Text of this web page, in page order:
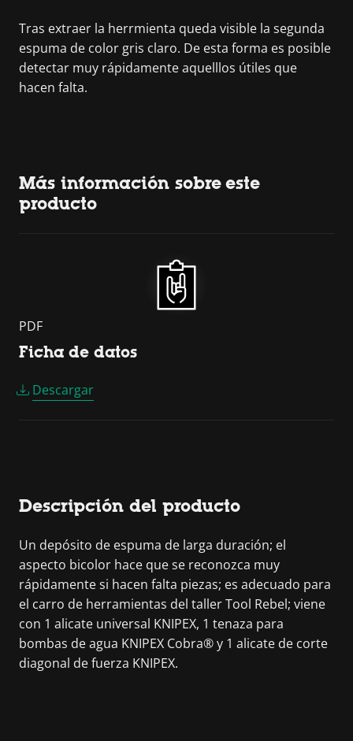
Tras extraer la herrmienta queda visible la segunda
espuma de color gris claro. De esta forma es posible
detectar muy rápidamente aquelllos útiles que
hacen falta.
Más información sobre este
producto
PDF
Ficha de datos
Descargar
Descripción del producto
Un depósito de espuma de larga duración; el
aspecto bicolor hace que se reconozca muy
rápidamente si hacen falta piezas; es adecuado para
el carro de herramientas del taller Tool Rebel; viene
con 1 alicate universal KNIPEX, 1 tenaza para
bombas de agua KNIPEX Cobra® y 1 alicate de corte
diagonal de fuerza KNIPEX.